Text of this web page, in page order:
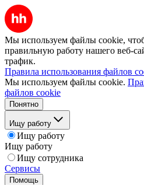
Мы используем файлы cookie,
правильную работу нашего веб-
трафик.
Правила использования файлов
Мы используем файлы cookie.
файлов cookie
Понятно
Ищу работу
Ищу работу
Ищу работу
Ищу сотрудника
Сервисы
Помощь